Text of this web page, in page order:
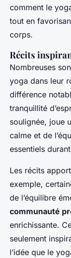
comment le
tout en
corps.
Récits
Nombreuses
yoga dans leur
différence
tranquillité
soulignée, joue
calme et de
essentiels
Les récits
exemple,
de l’équilibre
communauté
enrichissante.
seulement
l’idée que le